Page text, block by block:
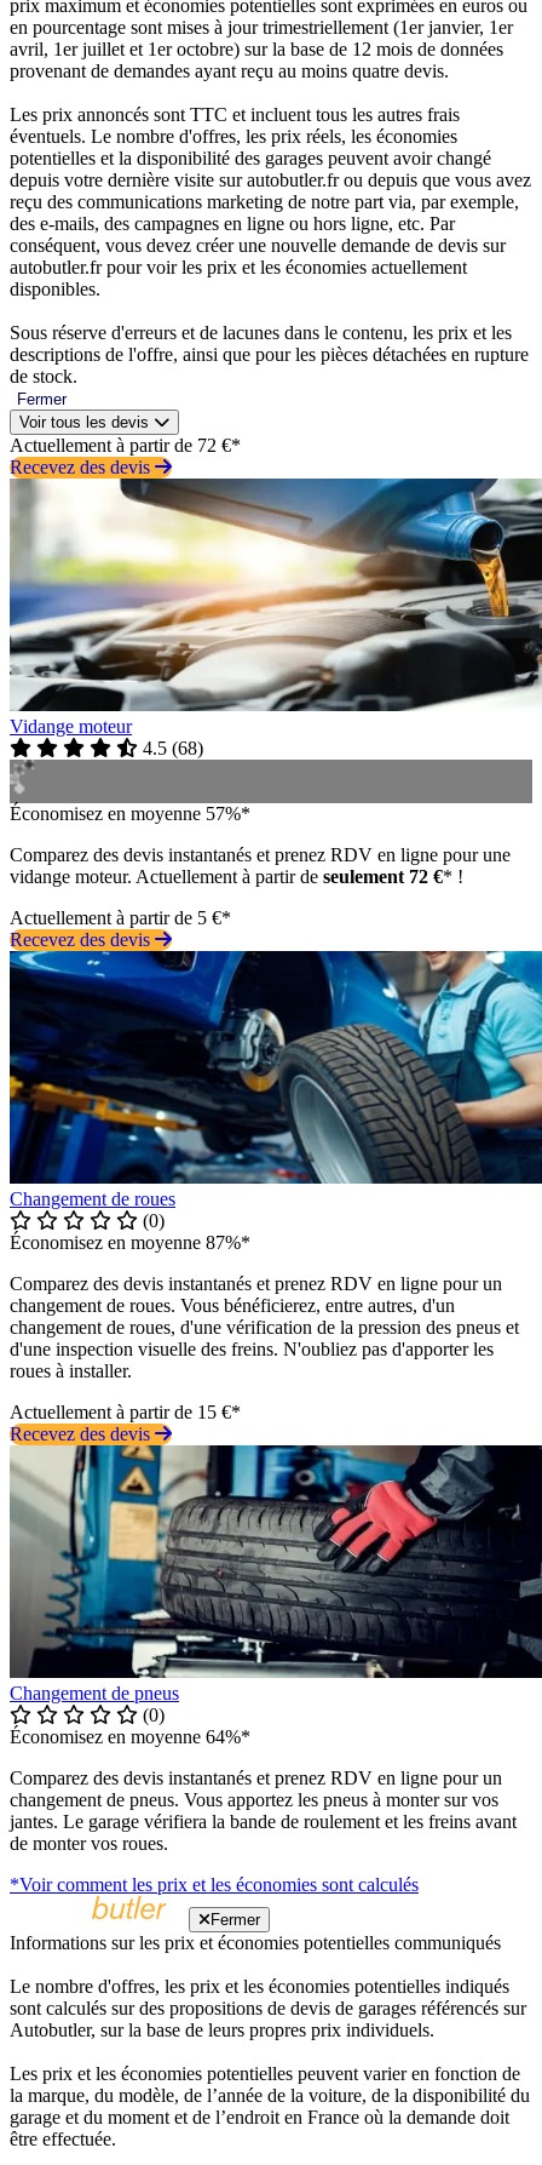
prix maximum et économies potentielles sont exprimées en euros ou
en pourcentage sont mises à jour trimestriellement (1er janvier, 1er
avril, 1er juillet et 1er octobre) sur la base de 12 mois de données
provenant de demandes ayant reçu au moins quatre devis.
Les prix annoncés sont TTC et incluent tous les autres frais
éventuels. Le nombre d'offres, les prix réels, les économies
potentielles et la disponibilité des garages peuvent avoir changé
depuis votre dernière visite sur autobutler.fr ou depuis que vous avez
reçu des communications marketing de notre part via, par exemple,
des e-mails, des campagnes en ligne ou hors ligne, etc. Par
conséquent, vous devez créer une nouvelle demande de devis sur
autobutler.fr pour voir les prix et les économies actuellement
disponibles.
Sous réserve d'erreurs et de lacunes dans le contenu, les prix et les
descriptions de l'offre, ainsi que pour les pièces détachées en rupture
de stock.
Fermer
Voir tous les devis
Actuellement à partir de 72 €*
Recevez des devis
Vidange moteur
4.5 (68)
Économisez en moyenne 57%*
Comparez des devis instantanés et prenez RDV en ligne pour une
vidange moteur. Actuellement à partir de seulement 72 €* !
Actuellement à partir de 5 €*
Recevez des devis
Changement de roues
(0)
Économisez en moyenne 87%*
Comparez des devis instantanés et prenez RDV en ligne pour un
changement de roues. Vous bénéficierez, entre autres, d'un
changement de roues, d'une vérification de la pression des pneus et
d'une inspection visuelle des freins. N'oubliez pas d'apporter les
roues à installer.
Actuellement à partir de 15 €*
Recevez des devis
Changement de pneus
(0)
Économisez en moyenne 64%*
Comparez des devis instantanés et prenez RDV en ligne pour un
changement de pneus. Vous apportez les pneus à monter sur vos
jantes. Le garage vérifiera la bande de roulement et les freins avant
de monter vos roues.
*Voir comment les prix et les économies sont calculés
Fermer
Informations sur les prix et économies potentielles communiqués
Le nombre d'offres, les prix et les économies potentielles indiqués
sont calculés sur des propositions de devis de garages référencés sur
Autobutler, sur la base de leurs propres prix individuels.
Les prix et les économies potentielles peuvent varier en fonction de
la marque, du modèle, de l’année de la voiture, de la disponibilité du
garage et du moment et de l’endroit en France où la demande doit
être effectuée.